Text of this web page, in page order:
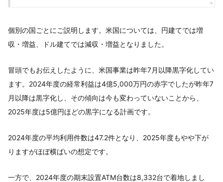
個別の国ごとにご説明します。米国については、円建てでは増
収・増益、ドル建てでは減収・増益となりました。
冒頭でもお伝えしたように、米国事業は昨年7月以降黒字化してい
ます。2024年度の経常利益は4億5,000万円の赤字でしたが昨年7
月以降は黒字化し、その傾向は今も変わっていないことから、
2025年度は5億円ほどの黒字になる計画です。
2024年度の平均利用件数は47.2件となり、2025年度もやや下が
りますがほぼ横ばいの想定です。
一方で、2024年度の期末設置ATM台数は8,332台で着地しまし